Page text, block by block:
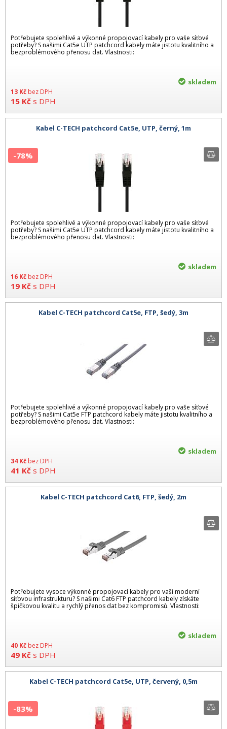
Potřebujete spolehlivé a výkonné propojovací kabely pro vaše síťové
potřeby? S našimi Cat5e UTP patchcord kabely máte jistotu kvalitního a
bezproblémového přenosu dat. Vlastnosti:
13 Kč bez DPH
15 Kč s DPH
skladem
Kabel C-TECH patchcord Cat5e, UTP, černý, 1m
Potřebujete spolehlivé a výkonné propojovací kabely pro vaše síťové
potřeby? S našimi Cat5e UTP patchcord kabely máte jistotu kvalitního a
bezproblémového přenosu dat. Vlastnosti:
16 Kč bez DPH
19 Kč s DPH
-78%
skladem
Kabel C-TECH patchcord Cat5e, FTP, šedý, 3m
Potřebujete spolehlivé a výkonné propojovací kabely pro vaše síťové
potřeby? S našimi Cat5e FTP patchcord kabely máte jistotu kvalitního a
bezproblémového přenosu dat. Vlastnosti:
34 Kč bez DPH
41 Kč s DPH
skladem
Kabel C-TECH patchcord Cat6, FTP, šedý, 2m
Potřebujete vysoce výkonné propojovací kabely pro vaši moderní
síťovou infrastrukturu? S našimi Cat6 FTP patchcord kabely získáte
špičkovou kvalitu a rychlý přenos dat bez kompromisů. Vlastnosti:
40 Kč bez DPH
49 Kč s DPH
skladem
Kabel C-TECH patchcord Cat5e, UTP, červený, 0,5m
-83%